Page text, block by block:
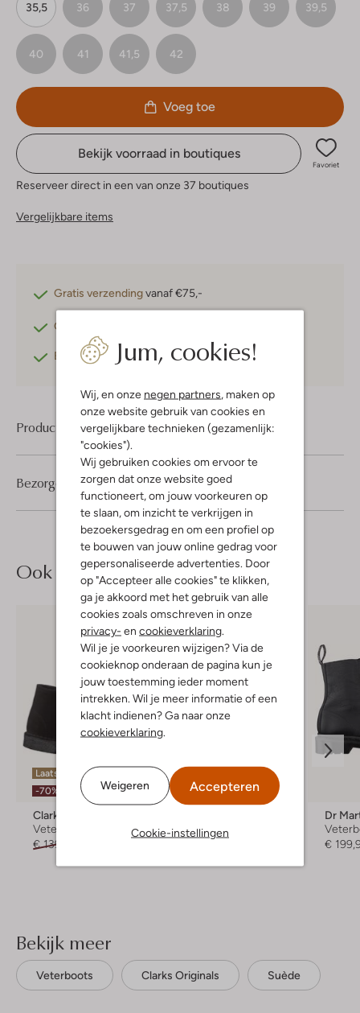
Jum, cookies!
Wij, en onze negen partners , maken op
onze website gebruik van cookies en
vergelijkbare technieken (gezamenlijk:
"cookies").
Wij gebruiken cookies om ervoor te
zorgen dat onze website goed
functioneert, om jouw voorkeuren op
te slaan, om inzicht te verkrijgen in
bezoekersgedrag en om een profiel op
te bouwen van jouw online gedrag voor
gepersonaliseerde advertenties. Door
op "Accepteer alle cookies" te klikken,
ga je akkoord met het gebruik van alle
cookies zoals omschreven in onze
privacy- en cookieverklaring
Wil je je voorkeuren wijzigen? Via de
cookieknop onderaan de pagina kun je
jouw toestemming ieder moment
intrekken. Wil je meer informatie of een
klacht indienen? Ga naar onze
cookieverklaring
Weigeren Accepteren
Cookie-instellingen
35,5 36 37 37,5 38 39 39,5
40 41 41,5 42
Voeg toe
Bekijk voorraad in boutiques
Favoriet
Reserveer direct in een van onze 37 boutiques
Vergelijkbare items
Gratis verzendingvanaf €75,-
Gratis retourneren
Betaal achterafmet Klarna
Product informatie
Bezorgen & retourneren
Ook iets voor jou?
Laatste item
-70%
Clarks Originals
Veterboots
€ 139,95
Veterboots
Dr
€
Bekijk meer
Veterboots Clarks Originals Suède